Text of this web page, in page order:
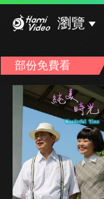
瀏覽
部份免費看